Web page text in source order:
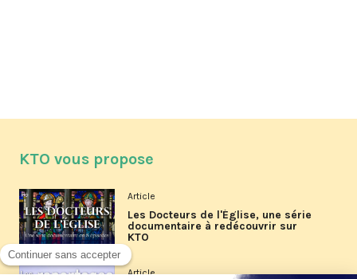
KTO vous propose
Article
Les Docteurs de l'Église, une série
documentaire à redécouvrir sur
KTO
Article